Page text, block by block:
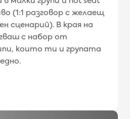
(1:1 разговор с желаещ
сценарий). В края на
с набор от
които ти и групата